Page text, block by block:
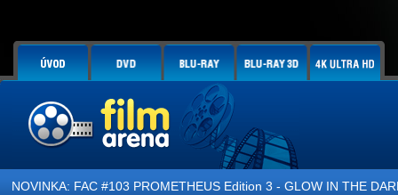
NOVINKA: FAC #103 PROMETHEUS Edition 3 - GLOW IN THE